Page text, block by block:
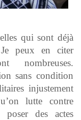
qui sont déjà
peux en citer
nombreuses.
sans condition
injustement
lutte contre
des actes